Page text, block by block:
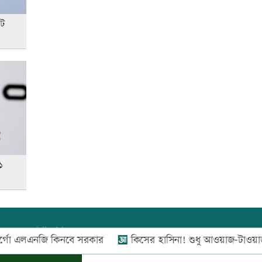
জাতীয় প্রেমিকা দিবস আজ
যোগাযোগ:০২-৫৫১১১৬৬০,০১৬০০৩৪৪৩৭০-৭১,
নিউজ রুম:
০১৬০০৩৪৪৩৭২,
কিনবে সরকার কিসের হাসিনা! শুধু আওয়াজ-টাওয়াজ শোনা